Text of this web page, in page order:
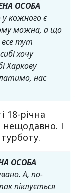
ОСОБА
кожного є
можна, а що
все тут
хочу
Харкову
нас
18-річна
нещодавно. І
ОСОБА
А, по-
піклується